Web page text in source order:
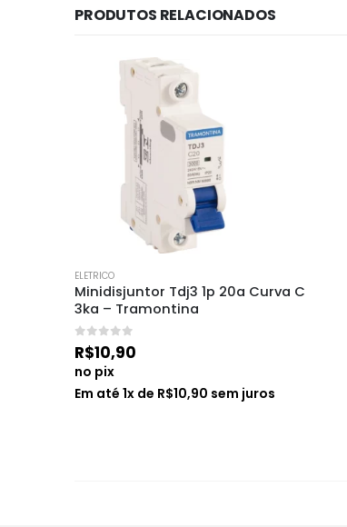
PRODUTOS RELACIONADOS
ELETRICO
Minidisjuntor Tdj3 1p 20a Curva C
3ka – Tramontina
0 de 5
R$10,90
no pix
Em até 1x de R$10,90 sem juros